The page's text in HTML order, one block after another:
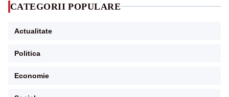
CATEGORII POPULARE
Actualitate
Politica
Economie